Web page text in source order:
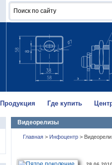
Продукция Где купить
Видеорелизы
Главная > Инфоцентр >